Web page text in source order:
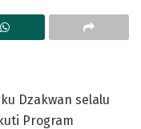
Dzakwan selalu
Program